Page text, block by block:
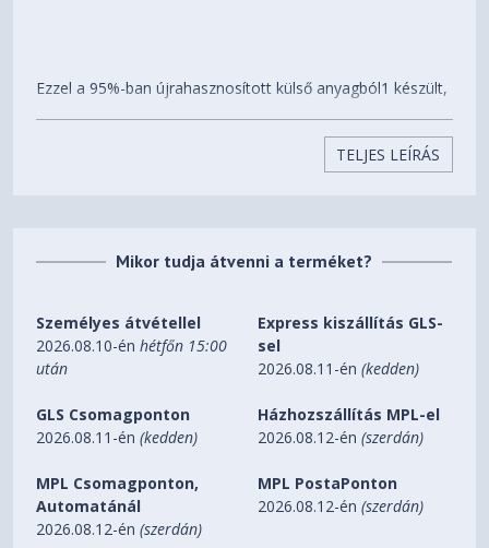
Ezzel a 95%-ban újrahasznosított külső anyagból1 készült,
még a legigényesebbek is a legjobb formájukat hozhatják,
Megkönnyíti a munkába járást
A zárható cipzárakkal akkor is megvédheti laptopját és
fényvisszaverő díszítés észrevehetőbbé teszi a táska
viselőjét, amikor rosszak a fényviszonyok.
TELJES LEÍRÁS
Mikor tudja átvenni a terméket?
Személyes átvétellel
2026.08.10-énhétfőn 15:00
után
Express kiszállítás GLS-
sel
2026.08.11-én(kedden)
GLS Csomagponton
2026.08.11-én(kedden)
Házhozszállítás MPL-el
2026.08.12-én(szerdán)
MPL Csomagponton,
Automatánál
2026.08.12-én(szerdán)
MPL PostaPonton
2026.08.12-én(szerdán)